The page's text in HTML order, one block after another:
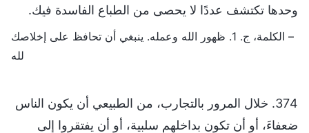
وحدها تكتشف عددًا لا يحصى من الطباع الفاسدة فيك.
– الكلمة، ج. 1. ظهور الله وعمله. ينبغي أن تحافظ على إخلاصك
لله
374. خلال المرور بالتجارب، من الطبيعي أن يكون الناس
ضعفاءَ، أو أن تكون بداخلهم سلبية، أو أن يفتقروا إلى